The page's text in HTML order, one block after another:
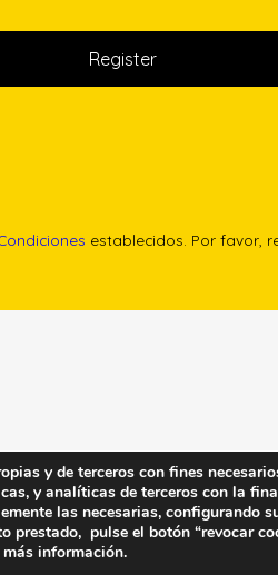
establecidos. Por favor,
y de terceros con fines
y analíticas de terceros con la
las necesarias, configurando
prestado, pulse el botón “revocar
más información.